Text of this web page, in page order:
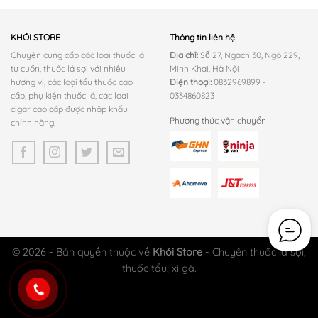
KHÓI STORE
Chuyên cung cấp các loại thuốc lá
tự cuốn, thuốc lá sợi với nhiều
hương vị, các loại tẩu thuốc cao
cấp, phụ kiện thuốc lá, các loại
cigar cao cấp được nhập khẩu
chính hãng.
Thông tin liên hệ
Địa chỉ: Số 27, Ngách 30, Ngõ 229,
Minh Khai, Hà Nội
Điện thoại: 0832969899 -
0334860823
Phương thức vận chuyển
© 2026 - Bản quyền thuộc về Khói Store - Chuyên thuốc lá sợi,
thuốc tẩu, xì gà.